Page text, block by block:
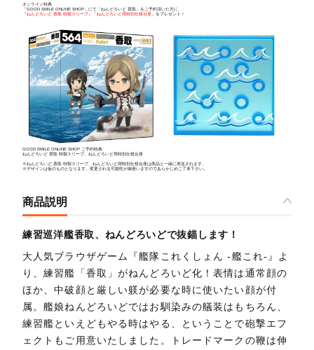
オンライン特典
「GOOD SMILE ONLINE SHOP」にて「ねんどろいど 香取」をご予約頂いた方に、
「ねんどろいど 香取 特製スリーブ 」「ねんどろいど用特別仕様台座 」をプレゼント！
GOOD SMILE ONLINE SHOP ご予約特典
ねんどろいど 香取 特製スリーブ、ねんどろいど用特別仕様台座
※ねんどろいど 香取 特製スリーブ、ねんどろいど用特別仕様台座は商品と一緒に発送されます。
※デザインは仮のものとなります。変更される可能性が御座いますのであらかじめご了承下さい。
商品説明
練習巡洋艦香取、ねんどろいどで抜錨します！
大人気ブラウザゲーム『艦隊これくしょん -艦これ-』よ
り、練習艦「香取」がねんどろいど化！表情は通常顔の
ほか、中破顔と厳しい躾が必要な時に使いたい顔が付
属。艦娘ねんどろいどではお馴染みの艤装はもちろん、
練習艦といえどもやる時はやる、ということで砲撃エフ
ェクトもご用意いたしました。トレードマークの鞭は伸